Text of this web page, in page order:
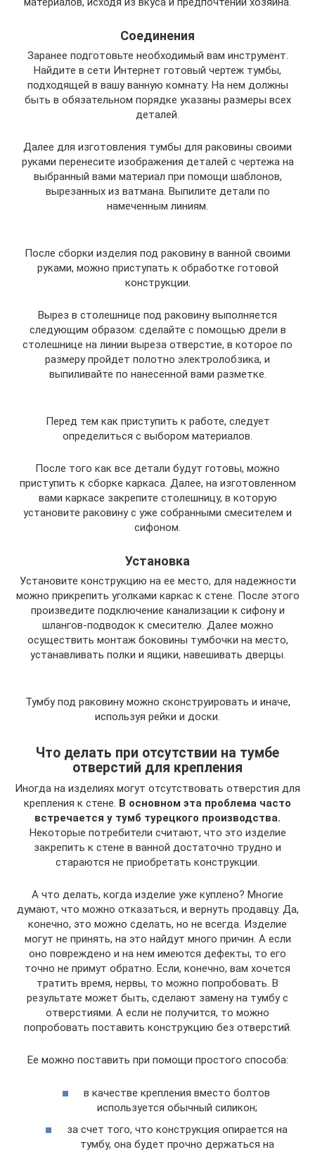
Соединения
Заранее подготовьте необходимый вам инструмент.
Найдите в сети Интернет готовый чертеж тумбы,
подходящей в вашу ванную комнату. На нем должны
быть в обязательном порядке указаны размеры всех
деталей.
Далее для изготовления тумбы для раковины своими
руками перенесите изображения деталей с чертежа на
выбранный вами материал при помощи шаблонов,
вырезанных из ватмана. Выпилите детали по
намеченным линиям.
После сборки изделия под раковину в ванной своими
руками, можно приступать к обработке готовой
конструкции.
Вырез в столешнице под раковину выполняется
следующим образом: сделайте с помощью дрели в
столешнице на линии выреза отверстие, в которое по
размеру пройдет полотно электролобзика, и
выпиливайте по нанесенной вами разметке.
Перед тем как приступить к работе, следует
определиться с выбором материалов.
После того как все детали будут готовы, можно
приступить к сборке каркаса. Далее, на изготовленном
вами каркасе закрепите столешницу, в которую
установите раковину с уже собранными смесителем и
сифоном.
Установка
Установите конструкцию на ее место, для надежности
можно прикрепить уголками каркас к стене. После этого
произведите подключение канализации к сифону и
шлангов-подводок к смесителю. Далее можно
осуществить монтаж боковины тумбочки на место,
устанавливать полки и ящики, навешивать дверцы.
Тумбу под раковину можно сконструировать и иначе,
используя рейки и доски.
Что делать при отсутствии на тумбе
отверстий для крепления
Иногда на изделиях могут отсутствовать отверстия для
крепления к стене. В основном эта проблема часто
встречается у тумб турецкого производства.
Некоторые потребители считают, что это изделие
закрепить к стене в ванной достаточно трудно и
стараются не приобретать конструкции.
А что делать, когда изделие уже куплено? Многие
думают, что можно отказаться, и вернуть продавцу. Да,
конечно, это можно сделать, но не всегда. Изделие
могут не принять, на это найдут много причин. А если
оно повреждено и на нем имеются дефекты, то его
точно не примут обратно. Если, конечно, вам хочется
тратить время, нервы, то можно попробовать. В
результате может быть, сделают замену на тумбу с
отверстиями. А если не получится, то можно
попробовать поставить конструкцию без отверстий.
Ее можно поставить при помощи простого способа:
в качестве крепления вместо болтов
используется обычный силикон;
за счет того, что конструкция опирается на
тумбу, она будет прочно держаться на